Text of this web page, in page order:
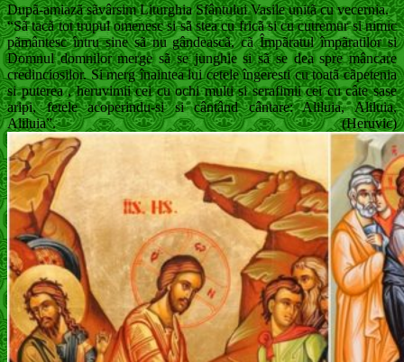
Dupã-amiazã sãvârsim Liturghia Sfântului Vasile unitã cu vecernia.
“Sã tacã tot trupul omenesc si sã stea cu fricã si cu cutremur si nimic
pãmântesc întru sine sã nu gândeascã, cã Împãratul împãratilor si
Domnul domnilor merge sã se junghie si sã se dea spre mâncare
credinciosilor. Si merg înaintea lui cetele îngeresti cu toatã cãpetenia
si puterea , heruvimii cei cu ochi multi si serafimii cei cu câte sase
aripi, fetele acoperindu-si si cântând cântare: Aliluia, Aliluia,
Aliluia”. (Heruvic)